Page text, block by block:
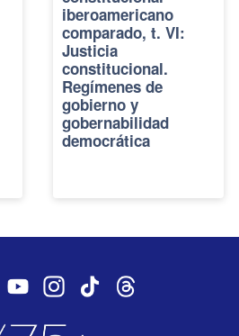
iberoamericano
comparado, t. VI:
Justicia
constitucional.
Regímenes de
gobierno y
gobernabilidad
democrática